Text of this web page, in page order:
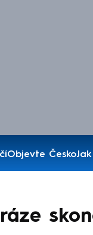
Objevte Česko